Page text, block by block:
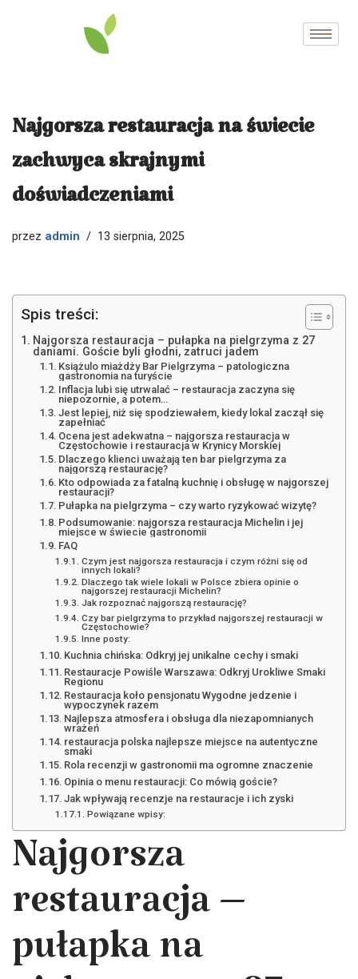
Najgorsza restauracja na świecie
zachwyca skrajnymi
doświadczeniami
przez admin 13 sierpnia, 2025
Spis treści:
Najgorsza restauracja – pułapka na pielgrzyma z 27
daniami. Goście byli głodni, zatruci jadem
Książulo miażdży Bar Pielgrzyma – patologiczna
gastronomia na turyście
Inflacja lubi się utrwalać – restauracja zaczyna się
niepozornie, a potem…
Jest lepiej, niż się spodziewałem, kiedy lokal zaczął się
zapełniać
Ocena jest adekwatna – najgorsza restauracja w
Częstochowie i restauracja w Krynicy Morskiej
Dlaczego klienci uważają ten bar pielgrzyma za
najgorszą restaurację?
Kto odpowiada za fatalną kuchnię i obsługę w najgorszej
restauracji?
Pułapka na pielgrzyma – czy warto ryzykować wizytę?
Podsumowanie: najgorsza restauracja Michelin i jej
miejsce w świecie gastronomii
FAQ
Czym jest najgorsza restauracja i czym różni się od
innych lokali?
Dlaczego tak wiele lokali w Polsce zbiera opinie o
najgorszej restauracji Michelin?
Jak rozpoznać najgorszą restaurację?
Czy bar pielgrzyma to przykład najgorszej restauracji w
Częstochowie?
Inne posty:
Kuchnia chińska: Odkryj jej unikalne cechy i smaki
Restauracje Powiśle Warszawa: Odkryj Urokliwe Smaki
Regionu
Restauracja koło pensjonatu Wygodne jedzenie i
wypoczynek razem
Najlepsza atmosfera i obsługa dla niezapomnianych
wrażeń
restauracja polska najlepsze miejsce na autentyczne
smaki
Rola recenzji w gastronomii ma ogromne znaczenie
Opinia o menu restauracji: Co mówią goście?
Jak wpływają recenzje na restauracje i ich zyski
Powiązane wpisy:
Najgorsza
restauracja –
pułapka na